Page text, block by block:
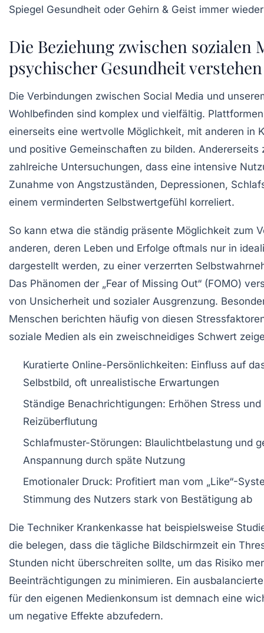
Spiegel Gesundheit oder Gehirn & Geist immer
Die Beziehung zwischen sozialen
psychischer Gesundheit verstehen
Die Verbindungen zwischen Social Media und
Wohlbefinden sind komplex und vielfältig.
einerseits eine wertvolle Möglichkeit, mit anderen in
und positive Gemeinschaften zu bilden. Andererseits
zahlreiche Untersuchungen, dass eine intensive
Zunahme von Angstzuständen, Depressionen,
einem verminderten Selbstwertgefühl korreliert.
So kann etwa die ständig präsente Möglichkeit zum
anderen, deren Leben und Erfolge oftmals nur in
dargestellt werden, zu einer verzerrten
Das Phänomen der „Fear of Missing Out“ (FOMO)
von Unsicherheit und sozialer Ausgrenzung.
Menschen berichten häufig von diesen
soziale Medien als ein zweischneidiges Schwert
Kuratierte Online-Persönlichkeiten: Einfluss auf
Selbstbild, oft unrealistische Erwartungen
Ständige Benachrichtigungen: Erhöhen Stress
Reizüberflutung
Schlafmuster-Störungen: Blaulichtbelastung und
Anspannung durch späte Nutzung
Emotionaler Druck: Profitiert man vom „Like“-
Stimmung des Nutzers stark von Bestätigung ab
Die Techniker Krankenkasse hat beispielsweise
die belegen, dass die tägliche Bildschirmzeit ein
Stunden nicht überschreiten sollte, um das Risiko
Beeinträchtigungen zu minimieren. Ein
für den eigenen Medienkonsum ist demnach eine
um negative Effekte abzufedern.